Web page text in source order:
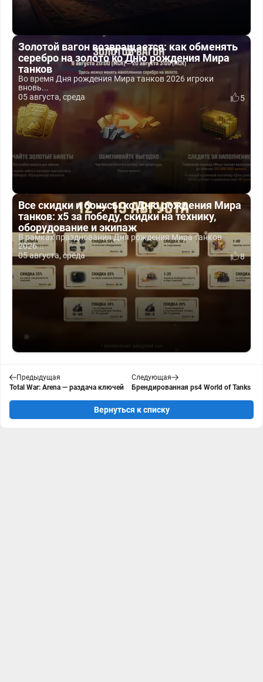
Золотой вагон возвращается: как обменять
серебро на золото ко Дню рождения Мира
танков
Во время Дня рождения Мира танков 2026 игроки
вновь...
05 августа, среда
5
Все скидки и бонусы ко Дню рождения Мира
танков: x5 за победу, скидки на технику,
оборудование и экипаж
В рамках празднования Дня рождения Мира танков
2026...
05 августа, среда
8
Предыдущая
Total War: Arena — раздача ключей
Следующая
Брендированная ps4 World of Tanks
Вернуться к списку